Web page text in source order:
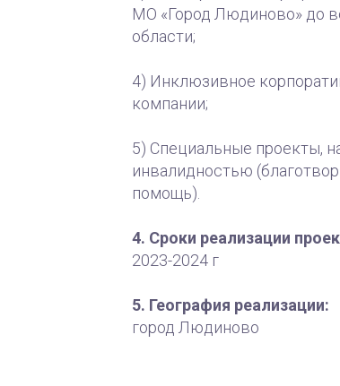
МО «Город Людиново» до
области;
4) Инклюзивное
компании;
5) Специальные проекты,
инвалидностью
помощь).
4. Сроки реализации
2023-2024 г
5. География реализации:
город Людиново